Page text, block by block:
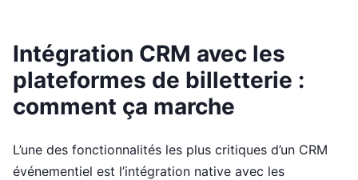
Intégration CRM avec les
plateformes de billetterie :
comment ça marche
L’une des fonctionnalités les plus critiques d’un CRM
événementiel est l’intégration native avec les